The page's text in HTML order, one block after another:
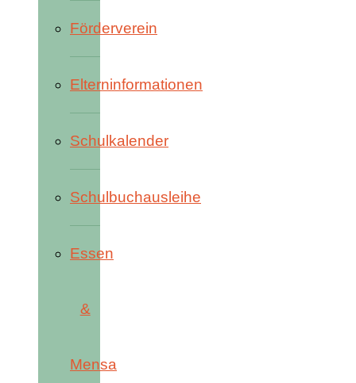
Förderverein
Elterninformationen
Schulkalender
Schulbuchausleihe
Essen
&
Mensa